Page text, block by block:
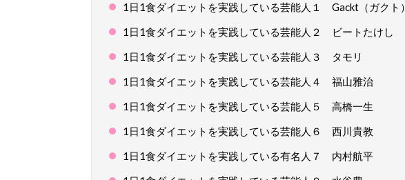
1日1食ダイエットを実践している芸能人１ Gackt（ガクト）
1日1食ダイエットを実践している芸能人２ ビートたけし
1日1食ダイエットを実践している芸能人３ タモリ
1日1食ダイエットを実践している芸能人４ 福山雅治
1日1食ダイエットを実践している芸能人５ 高橋一生
1日1食ダイエットを実践している芸能人６ 西川貴教
1日1食ダイエットを実践している有名人７ 内村航平